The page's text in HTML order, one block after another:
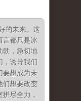
的未来。这
言都只是冰
勃，急切地
，诱导我们
要想成为未
们想要改变
尽全力，